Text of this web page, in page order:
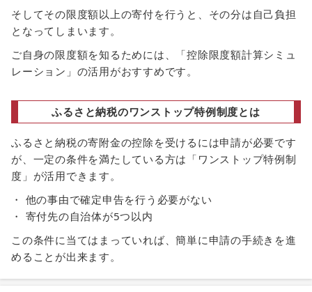
そしてその限度額以上の寄付を行うと、その分は自己負担
となってしまいます。
ご自身の限度額を知るためには、「控除限度額計算シミュ
レーション」の活用がおすすめです。
ふるさと納税のワンストップ特例制度とは
ふるさと納税の寄附金の控除を受けるには申請が必要です
が、一定の条件を満たしている方は「ワンストップ特例制
度」が活用できます。
他の事由で確定申告を行う必要がない
寄付先の自治体が5つ以内
この条件に当てはまっていれば、簡単に申請の手続きを進
めることが出来ます。